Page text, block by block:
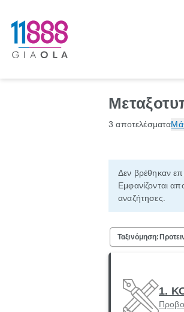
3 αποτελέσματα
Δεν βρέθηκαν
Εμφανίζονται
αναζήτησες.
Ταξινόμηση:
1.